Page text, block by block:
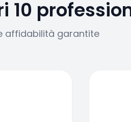
10
affidabilità garantite